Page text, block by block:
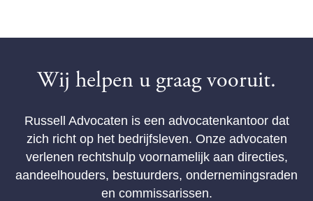
Wij helpen u graag vooruit.
Russell Advocaten is een advocatenkantoor dat
zich richt op het bedrijfsleven. Onze advocaten
verlenen rechtshulp voornamelijk aan directies,
aandeelhouders, bestuurders, ondernemingsraden
en commissarissen.